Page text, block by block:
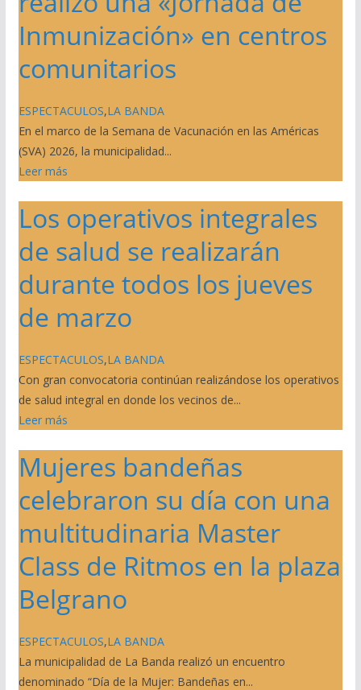
Inmunización» en centros
comunitarios
ESPECTACULOS,LA BANDA
En el marco de la Semana de Vacunación en las Américas
(SVA) 2026, la municipalidad...
Leer más
Los operativos integrales
de salud se realizarán
durante todos los jueves
de marzo
ESPECTACULOS,LA BANDA
Con gran convocatoria continúan realizándose los operativos
de salud integral en donde los vecinos de...
Leer más
Mujeres bandeñas
celebraron su día con una
multitudinaria Master
Class de Ritmos en la plaza
Belgrano
ESPECTACULOS,LA BANDA
La municipalidad de La Banda realizó un encuentro
denominado “Día de la Mujer: Bandeñas en...